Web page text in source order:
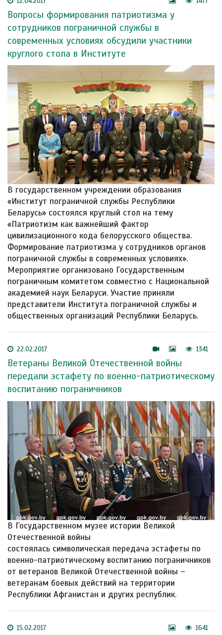
Вопросы формирования патриотизма у
сотрудников пограничной службы в
современных условиях обсудили участники
круглого стола в Институте
В государственном учреждении образования
«Институт пограничной службы Республики
Беларусь» состоялся круглый стол на тему
«Патриотизм как важнейший фактор
цивилизационного кода белорусского общества.
Формирование патриотизма у сотрудников органов
пограничной службы в современных условиях».
Мероприятие организовано Государственным
пограничным комитетом совместно с Национальной
академией наук Беларуси. Участие приняли
представители Института пограничной службы и
общественных организаций Республики Беларусь.
22.02.2017 1341
Ветераны Великой Отечественной войны
передали эстафету по военно-патриотическому
воспитанию пограничников
В Государственном музее истории Великой
Отечественной войны
состоялась символическая передача эстафеты по
военно-патриотическому воспитанию пограничников
от ветеранов Великой Отечественной войны –
ветеранам боевых действий на территории
Республики Афганистан и других республик.
15.02.2017 1641